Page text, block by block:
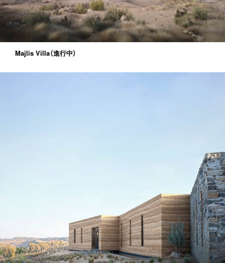
Majlis Villa（進行中）